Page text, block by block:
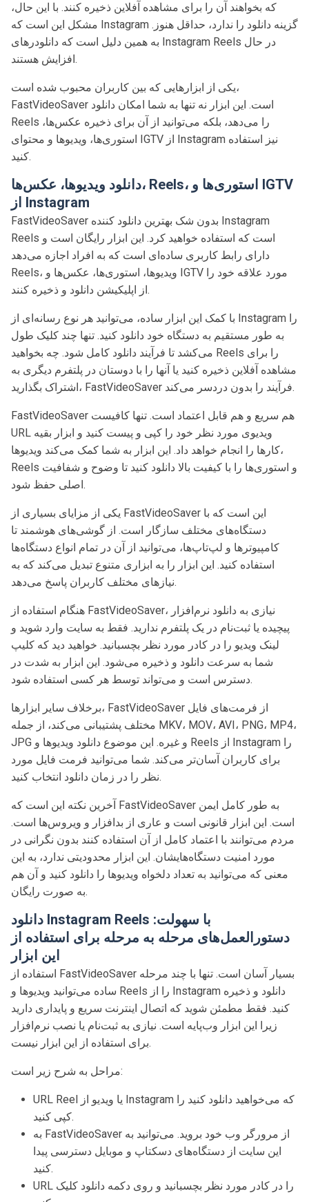
که بخواهند آن را برای مشاهده آفلاین ذخیره کنند. با این حال،
مشکل این است که Instagram گزینه دانلود را ندارد، حداقل هنوز.
به همین دلیل است که دانلودرهای Instagram Reels در حال
افزایش هستند.
یکی از ابزارهایی که بین کاربران محبوب شده است،
FastVideoSaver است. این ابزار نه تنها به شما امکان دانلود
Reels را می‌دهد، بلکه می‌توانید از آن برای ذخیره عکس‌ها،
استوری‌ها، ویدیوها و محتوای IGTV از Instagram نیز استفاده
کنید.
دانلود ویدیوها، عکس‌ها، Reels، استوری‌ها و IGTV
از Instagram
FastVideoSaver بدون شک بهترین دانلود کننده Instagram
Reels است که استفاده خواهید کرد. این ابزار رایگان است و
دارای رابط کاربری ساده‌ای است که به افراد اجازه می‌دهد
Reels، ویدیوها، استوری‌ها، عکس‌ها و IGTV مورد علاقه خود را
از اپلیکیشن دانلود و ذخیره کنند.
با کمک این ابزار ساده، می‌توانید هر نوع رسانه‌ای از Instagram را
به طور مستقیم به دستگاه خود دانلود کنید. تنها چند کلیک طول
می‌کشد تا فرآیند دانلود کامل شود. چه بخواهید Reels را برای
مشاهده آفلاین ذخیره کنید یا آنها را با دوستان در پلتفرم دیگری به
اشتراک بگذارید، FastVideoSaver فرآیند را بدون دردسر می‌کند.
FastVideoSaver هم سریع و هم قابل اعتماد است. تنها کافیست
URL ویدیوی مورد نظر خود را کپی و پیست کنید و ابزار بقیه
کارها را انجام خواهد داد. این ابزار به شما کمک می‌کند ویدیوها،
Reels و استوری‌ها را با کیفیت بالا دانلود کنید تا وضوح و شفافیت
اصلی حفظ شود.
یکی از مزایای بسیاری از FastVideoSaver این است که با
دستگاه‌های مختلف سازگار است. از گوشی‌های هوشمند تا
کامپیوترها و لپ‌تاپ‌ها، می‌توانید از آن در تمام انواع دستگاه‌ها
استفاده کنید. این ابزار را به ابزاری متنوع تبدیل می‌کند که به
نیازهای مختلف کاربران پاسخ می‌دهد.
هنگام استفاده از FastVideoSaver، نیازی به دانلود نرم‌افزار
پیچیده یا ثبت‌نام در یک پلتفرم ندارید. فقط به سایت وارد شوید و
لینک ویدیو را در کادر مورد نظر بچسبانید. خواهید دید که کلیپ
شما به سرعت دانلود و ذخیره می‌شود. این ابزار به شدت در
دسترس است و می‌تواند توسط هر کسی استفاده شود.
برخلاف سایر ابزارها، FastVideoSaver از فرمت‌های فایل
مختلف پشتیبانی می‌کند، از جمله MKV، MOV، AVI، PNG، MP4،
JPG و غیره. این موضوع دانلود ویدیوها و Reels از Instagram را
برای کاربران آسان‌تر می‌کند. شما می‌توانید فرمت فایل مورد
نظر را در زمان دانلود انتخاب کنید.
آخرین نکته این است که FastVideoSaver به طور کامل ایمن
است. این ابزار قانونی است و عاری از بدافزار و ویروس‌ها است.
مردم می‌توانند با اعتماد کامل از آن استفاده کنند بدون نگرانی در
مورد امنیت دستگاه‌هایشان. این ابزار محدودیتی ندارد، به این
معنی که می‌توانید به تعداد دلخواه ویدیوها را دانلود کنید و آن هم
به صورت رایگان.
دانلود Instagram Reels با سهولت:
دستورالعمل‌های مرحله به مرحله برای استفاده از
این ابزار
استفاده از FastVideoSaver بسیار آسان است. تنها با چند مرحله
ساده می‌توانید ویدیوها و Reels را از Instagram دانلود و ذخیره
کنید. فقط مطمئن شوید که اتصال اینترنت سریع و پایداری دارید
زیرا این ابزار وب‌پایه است. نیازی به ثبت‌نام یا نصب نرم‌افزار
برای استفاده از این ابزار نیست.
مراحل به شرح زیر است:
URL Reel یا ویدیو از Instagram که می‌خواهید دانلود کنید را
کپی کنید.
به FastVideoSaver از مرورگر وب خود بروید. می‌توانید به
این سایت از دستگاه‌های دسکتاپ و موبایل دسترسی پیدا
کنید.
URL را در کادر مورد نظر بچسبانید و روی دکمه دانلود کلیک